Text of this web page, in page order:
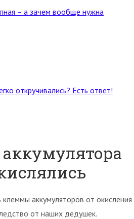
– а зачем вообще нужна
откручивались? Есть ответ!
аккумуляторов от окисления
от наших дедушек.